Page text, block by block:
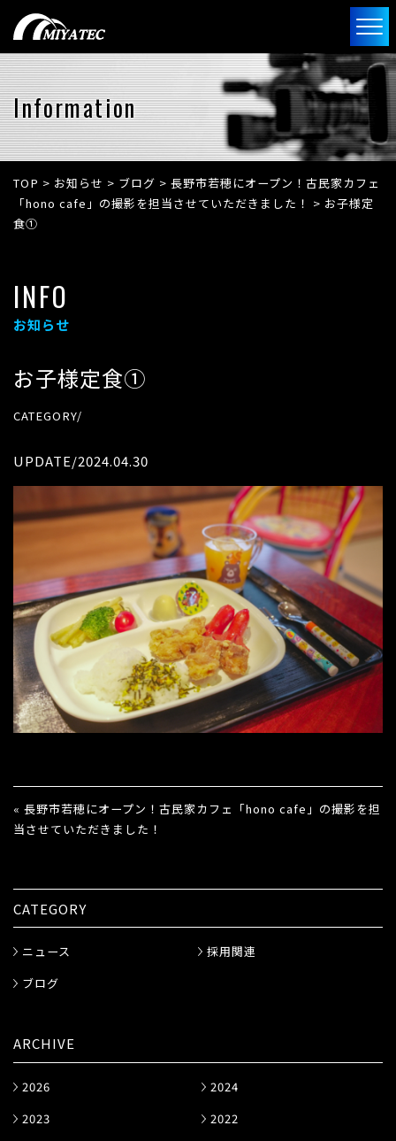
Information
TOP > お知らせ > ブログ > 長野市若穂にオープン！古民家カフェ
「hono cafe」の撮影を担当させていただきました！ > お子様定
食①
INFO
お知らせ
お子様定食①
CATEGORY/
UPDATE/2024.04.30
« 長野市若穂にオープン！古民家カフェ「hono cafe」の撮影を担
当させていただきました！
CATEGORY
ニュース
採用関連
ブログ
ARCHIVE
2026
2024
2023
2022